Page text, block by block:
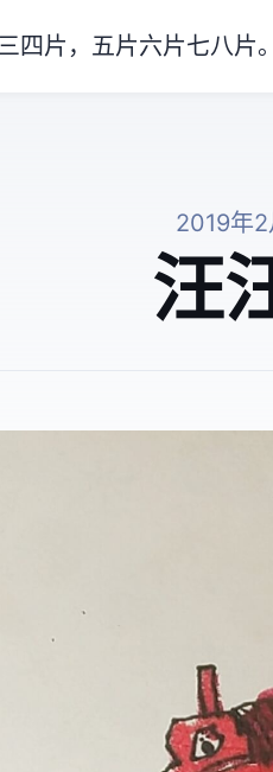
四片，五片六片七八片
2019年2
汪